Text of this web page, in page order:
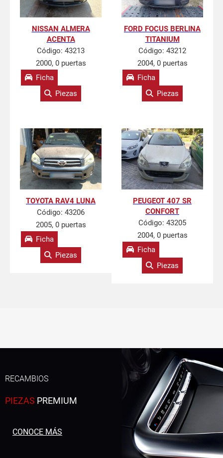
NISSAN ALMERA
ACENTA
Código: 43213
2000, 0 puertas
Ficha
Piezas
FORD FOCUS BERLINA
TITANIUM
Código: 43212
2004, 0 puertas
Ficha
Piezas
TOYOTA RAV4 LUNA
Código: 43206
2005, 0 puertas
Ficha
Piezas
PEUGEOT 407 SR
CONFORT
Código: 43205
2004, 0 puertas
Ficha
Piezas
RECAMBIOS
PIEZAS PREMIUM
CONOCE MÁS